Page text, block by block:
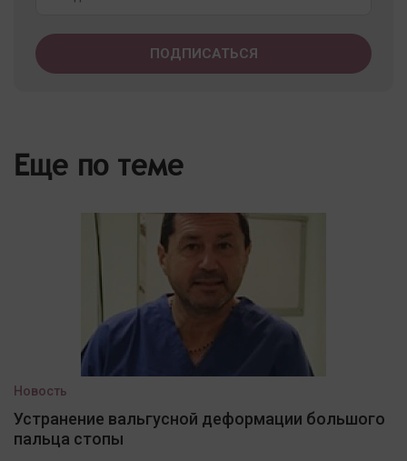
Еще по теме
Новость
Устранение вальгусной деформации большого
пальца стопы